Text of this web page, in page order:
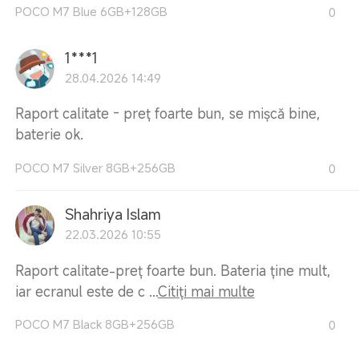
POCO M7 Blue 6GB+128GB 0
1***1
28.04.2026 14:49
Raport calitate - preț foarte bun, se mișcă bine,
baterie ok.
POCO M7 Silver 8GB+256GB 0
Shahriya Islam
22.03.2026 10:55
Raport calitate-preț foarte bun. Bateria ține mult,
iar ecranul este de c ...Citiți mai multe
POCO M7 Black 8GB+256GB 0